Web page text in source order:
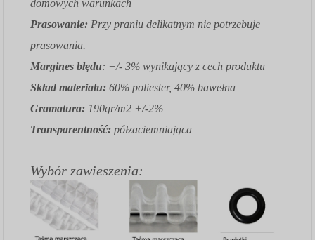
domowych warunkach
Prasowanie: Przy praniu delikatnym nie potrzebuje
prasowania.
Margines błędu: +/- 3% wynikający z cech produktu
Skład materiału:60% poliester, 40% bawełna
Gramatura: 190gr/m2 +/-2%
Transparentność: półzaciemniająca
Wybór zawieszenia: